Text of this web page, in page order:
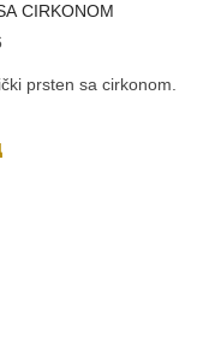
CIRKONOM
prsten sa cirkonom.